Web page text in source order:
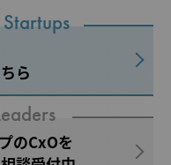
ら
のCxOを